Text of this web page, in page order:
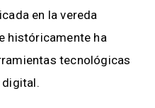
en la vereda
históricamente ha
tecnológicas